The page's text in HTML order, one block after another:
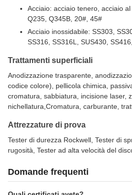
Acciaio: acciaio tenero, acciaio
Q235, Q345B, 20#, 45#
Acciaio inossidabile: SS303,
SS316, SS316L, SUS430,
Trattamenti superficiali
Anodizzazione trasparente,
codice colore), pellicola chimica,
cromatura, sabbiatura, incisione laser,
nichellatura,Cromatura, carburante,
Attrezzature di prova
Tester di durezza Rockwell, Tester di
rugosità, Tester ad alta velocità del
Domande frequenti